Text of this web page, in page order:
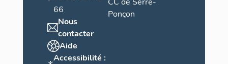
66
Nous
contacter
Aide
Accessibilité :
Ponçon